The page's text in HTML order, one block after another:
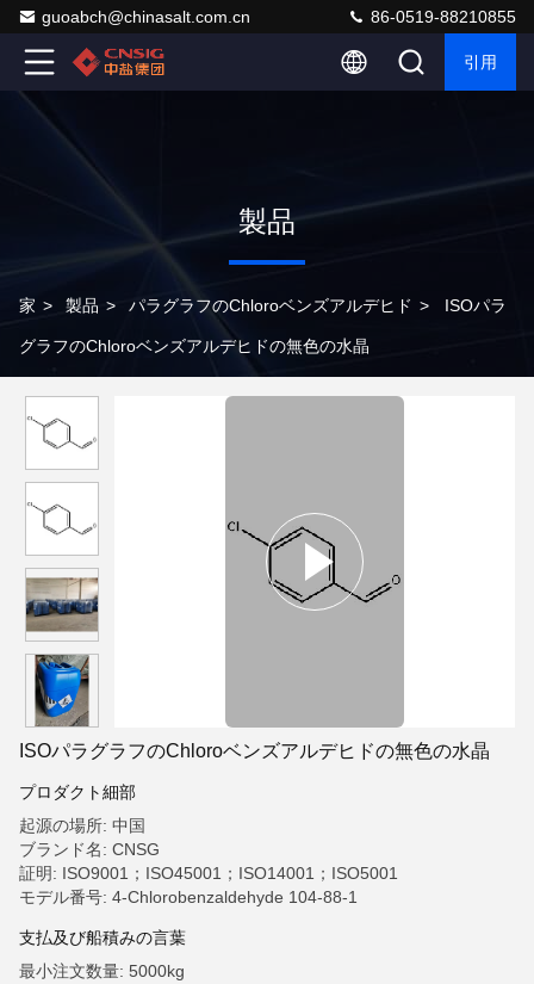
guoabch@chinasalt.com.cn 86-0519-88210855
引用
製品
家 > 製品 > パラグラフのChloroベンズアルデヒド > ISOパラ
グラフのChloroベンズアルデヒドの無色の水晶
ISOパラグラフのChloroベンズアルデヒドの無色の水晶
プロダクト細部
起源の場所: 中国
ブランド名: CNSG
証明: ISO9001；ISO45001；ISO14001；ISO5001
モデル番号: 4-Chlorobenzaldehyde 104-88-1
支払及び船積みの言葉
最小注文数量: 5000kg